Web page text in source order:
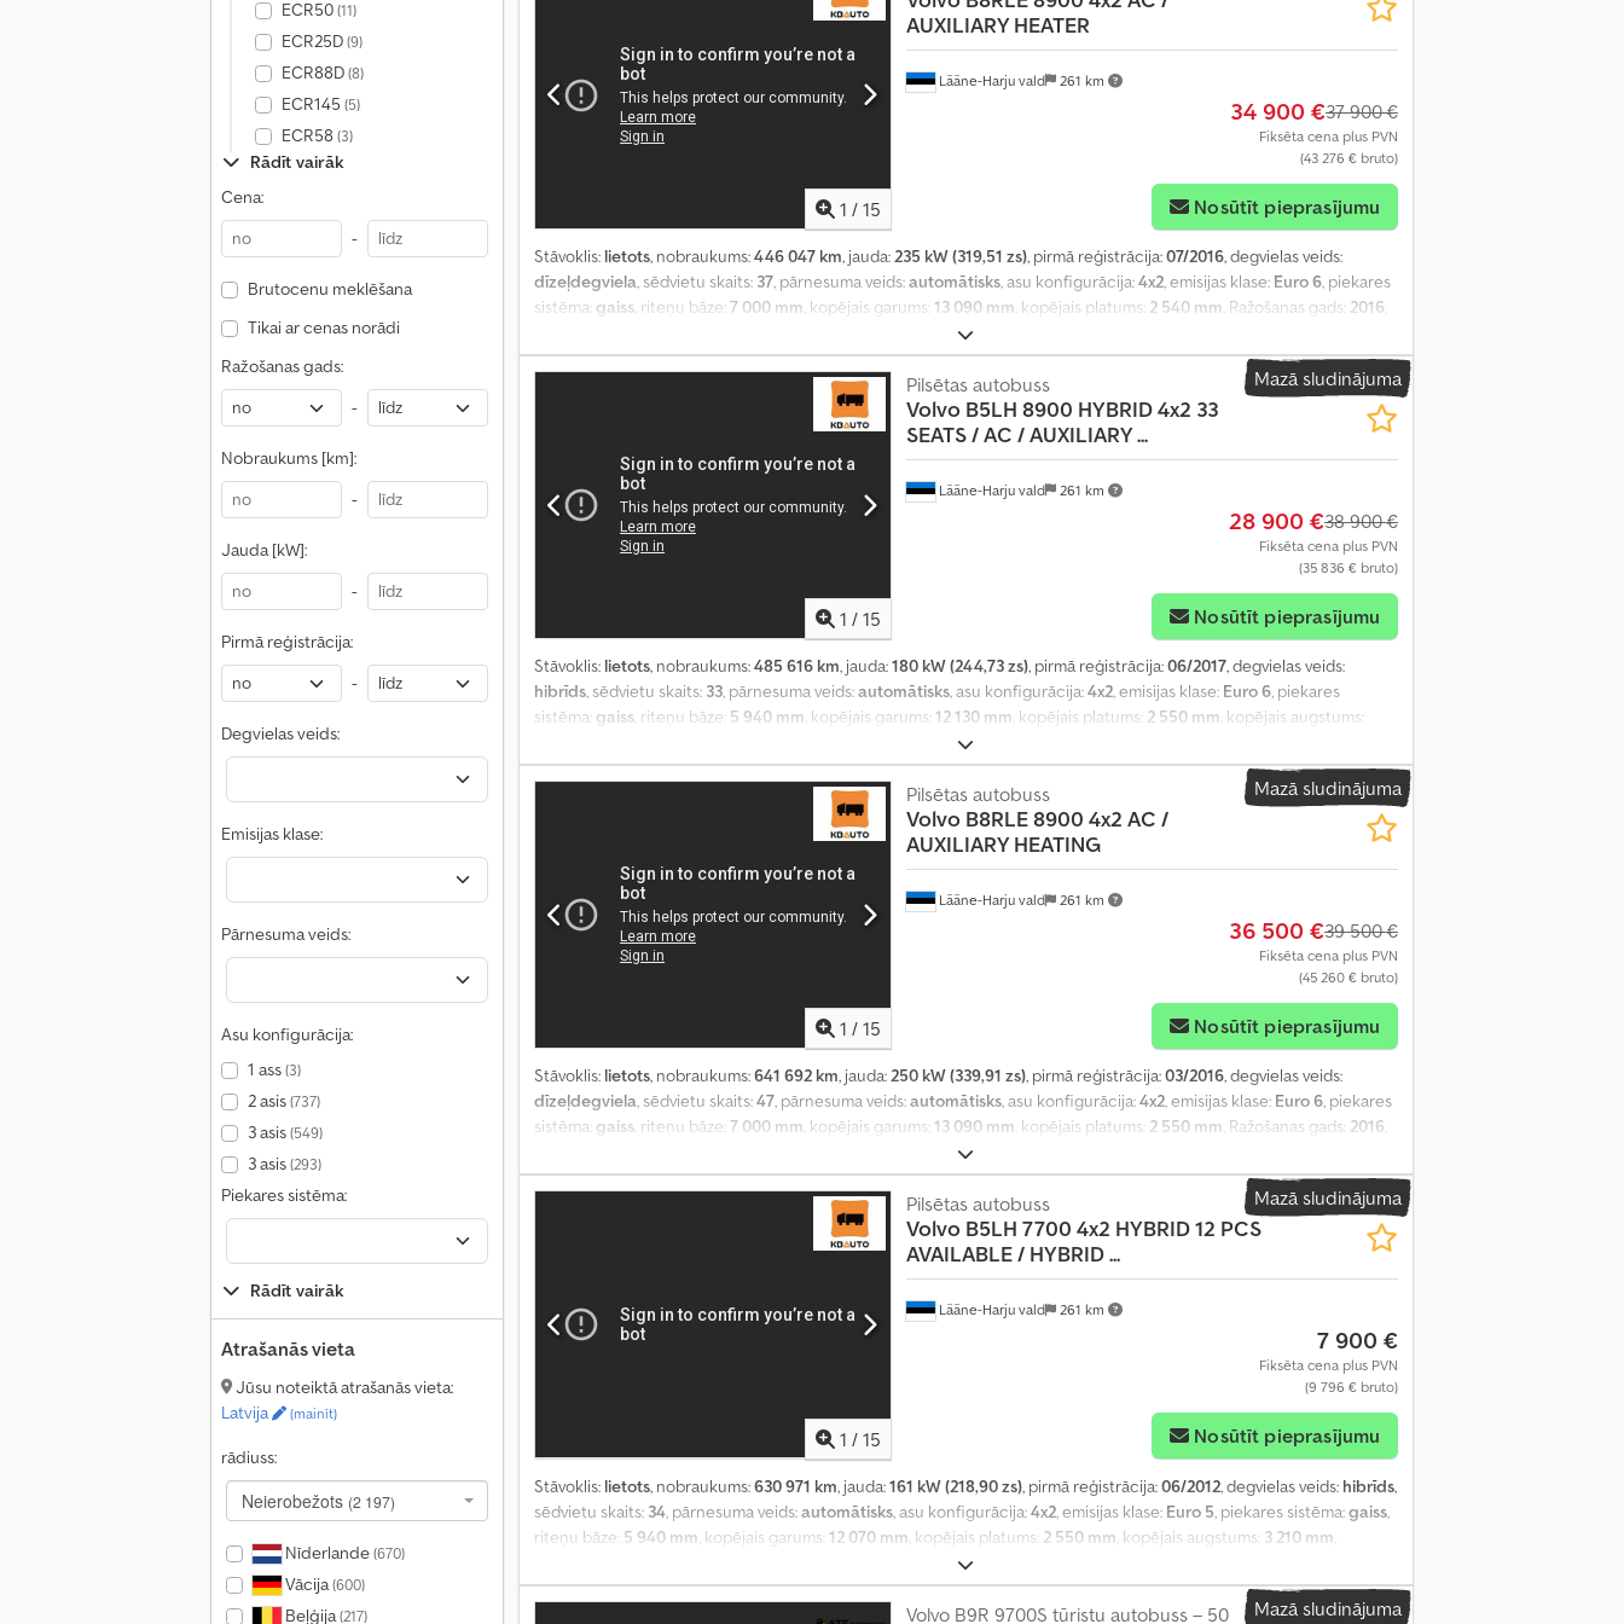
ECR50(11)
ECR25D(9)
ECR88D(8)
ECR145 (5)
ECR58 (3)
Rādīt vairāk
Cena:
-
Brutocenu meklēšana
Tikai ar cenas norādi
Ražošanas gads:
-
Nobraukums [km]:
-
Jauda [kW]:
-
Pirmā reģistrācija:
-
Degvielas veids:
Emisijas klase:
Pārnesuma veids:
Asu konfigurācija:
1 ass(3)
2 asis(737)
3 asis(549)
3 asis(293)
Piekares sistēma:
Rādīt vairāk
Atrašanās vieta
Jūsu noteiktā atrašanās vieta:
Latvija
(mainīt)
rādiuss:
Neierobežots (2 197)
Nīderlande(670)
Vācija(600)
Beļģija(217)
8
9
5
5
1 / 15
Lääne-Harju vald 261 km
AUXILIARY HEATER
34 900 €37 900 €
Fiksēta cena plus PVN
(43 276 € bruto)
Nosūtīt pieprasījumu
Stāvoklis: lietots, nobraukums:446 047 km, jauda:235 kW (319,51 zs), pirmā reģistrācija:07/2016, degvielas veids:
dīzeļdegviela, sēdvietu skaits: 37, pārnesuma veids:automātisks, asu konfigurācija:4x2, emisijas klase: Euro 6, piekares
sistēma: gaiss, riteņu bāze:7 000 mm, kopējais garums:13 090 mm, kopējais platums: 2 540 mm, Ražošanas gads: 2016,
Mazā sludinājuma
1 / 15
Lääne-Harju vald 261 km
Pilsētas autobuss
Volvo B5LH 8900 HYBRID 4x2 33
SEATS / AC / AUXILIARY ...
28 900 €38 900 €
Fiksēta cena plus PVN
(35 836 € bruto)
Nosūtīt pieprasījumu
Stāvoklis: lietots, nobraukums:485 616 km, jauda:180 kW (244,73 zs), pirmā reģistrācija:06/2017, degvielas veids:
hibrīds, sēdvietu skaits: 33, pārnesuma veids:automātisks, asu konfigurācija:4x2, emisijas klase: Euro 6, piekares
sistēma: gaiss, riteņu bāze: 5 940 mm, kopējais garums:12 130 mm, kopējais platums: 2 550 mm, kopējais augstums:
borta dators, gaisa kondicionēšana
Mazā sludinājuma
1 / 15
Lääne-Harju vald 261 km
Pilsētas autobuss
Volvo B8RLE 8900 4x2 AC /
AUXILIARY HEATING
36 500 €39 500 €
Fiksēta cena plus PVN
(45 260 € bruto)
Nosūtīt pieprasījumu
Stāvoklis: lietots, nobraukums:641 692 km, jauda:250 kW (339,91 zs), pirmā reģistrācija:03/2016, degvielas veids:
dīzeļdegviela, sēdvietu skaits:47, pārnesuma veids:automātisks, asu konfigurācija:4x2, emisijas klase: Euro 6, piekares
sistēma: gaiss, riteņu bāze:7 000 mm, kopējais garums:13 090 mm, kopējais platums: 2 550 mm, Ražošanas gads: 2016,
Mazā sludinājuma
1 / 15
Lääne-Harju vald 261 km
Pilsētas autobuss
Volvo B5LH 7700 4x2 HYBRID 12 PCS
AVAILABLE / HYBRID ...
7 900 €
Fiksēta cena plus PVN
(9 796 € bruto)
Nosūtīt pieprasījumu
Stāvoklis: lietots, nobraukums:630 971 km, jauda:161 kW (218,90 zs), pirmā reģistrācija:06/2012, degvielas veids: hibrīds,
sēdvietu skaits: 34 , pārnesuma veids:automātisks , asu konfigurācija:4x2 , emisijas klase: Euro 5 , piekares sistēma:gaiss
riteņu bāze: 5 940 mm , kopējais garums:12 070 mm , kopējais platums: 2 550 mm , kopējais augstums: 3 210 mm
Mazā sludinājuma
Volvo B9R 9700S tūristu autobuss – 50